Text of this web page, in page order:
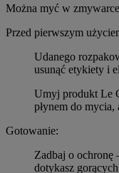
Można myć w zmywarce
Przed pierwszym
Udanego
usunąć etykiety i
Umyj produkt Le
płynem do mycia,
Gotowanie:
Zadbaj o ochronę
dotykasz